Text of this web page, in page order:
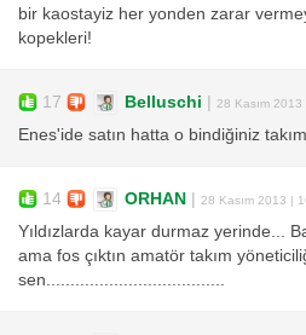
bir kaostayiz her yonden zarar
kopekleri!
17 Belluschi | 28 Kasım
Enes'ide satın hatta o bindiğiniz
14 ORHAN | 28 Kasım 2013 |
Yıldızlarda kayar durmaz yerinde...
ama fos çıktın amatör takım
sen.....................................